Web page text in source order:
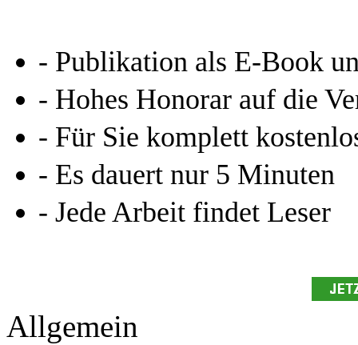
- Publikation als E-Book
- Hohes Honorar auf die
- Für Sie komplett
- Es dauert nur 5 Minuten
- Jede Arbeit findet Leser
Allgemein